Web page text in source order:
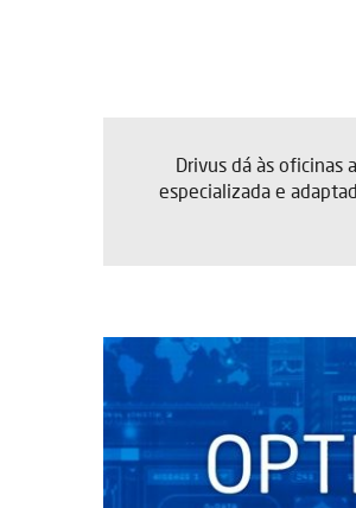
Drivus dá às oficinas
especializada e